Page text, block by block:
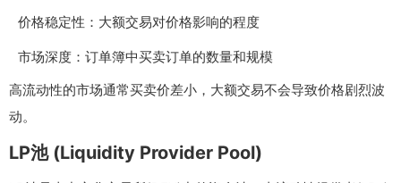
价格稳定性：大额交易对价格影响的程度
市场深度：订单簿中买卖订单的数量和规模
高流动性的市场通常买卖价差小，大额交易不会导致价格剧烈波
动。
LP池 (Liquidity Provider Pool)